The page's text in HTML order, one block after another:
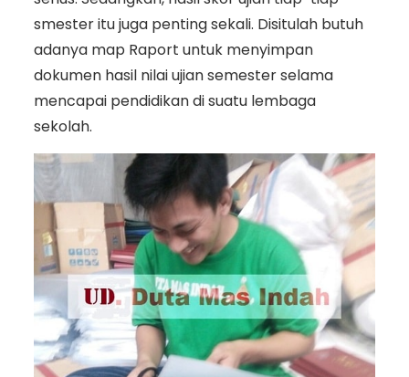
smester itu juga penting sekali. Disitulah butuh
adanya map Raport untuk menyimpan
dokumen hasil nilai ujian semester selama
mencapai pendidikan di suatu lembaga
sekolah.